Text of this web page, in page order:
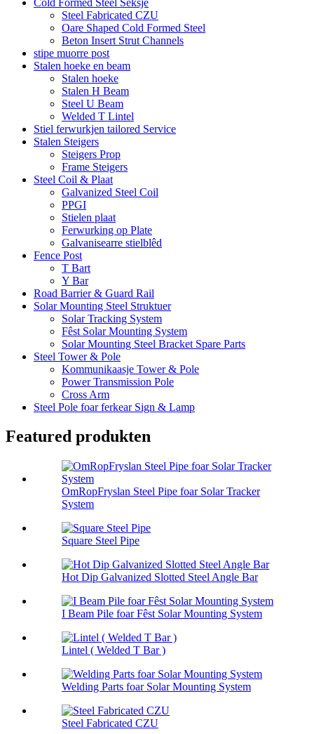
Steel Fabricated CZU
Oare Shaped Cold Formed Steel
Beton Insert Strut Channels
stipe muorre post
Stalen hoeke en beam
Stalen hoeke
Stalen H Beam
Steel U Beam
Welded T Lintel
Stiel ferwurkjen tailored Service
Stalen Steigers
Steigers Prop
Frame Steigers
Steel Coil & Plaat
Galvanized Steel Coil
PPGI
Stielen plaat
Ferwurking op Plate
Galvanisearre stielblêd
Fence Post
T Bart
Y Bar
Road Barrier & Guard Rail
Solar Mounting Steel Struktuer
Solar Tracking System
Fêst Solar Mounting System
Solar Mounting Steel Bracket Spare Parts
Steel Tower & Pole
Kommunikaasje Tower & Pole
Power Transmission Pole
Cross Arm
Steel Pole foar ferkear Sign & Lamp
Featured produkten
OmRopFryslan Steel Pipe foar Solar Tracker
System
Square Steel Pipe
Hot Dip Galvanized Slotted Steel Angle Bar
I Beam Pile foar Fêst Solar Mounting System
Lintel ( Welded T Bar )
Welding Parts foar Solar Mounting System
Steel Fabricated CZU